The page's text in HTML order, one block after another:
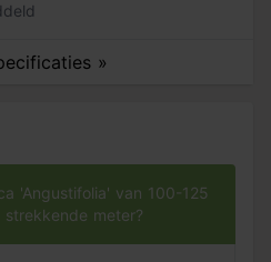
»
'Angustifolia' van 100-125
meter?